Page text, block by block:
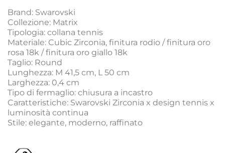
Brand: Swarovski
Collezione: Matrix
Tipologia: collana tennis
Materiale: Cubic Zirconia, finitura rodio / finitura oro
rosa 18k / finitura oro giallo 18k
Taglio: Round
Lunghezza: M 41,5 cm, L 50 cm
Larghezza: 0,4 cm
Tipo di fermaglio: chiusura a incastro
Caratteristiche: Swarovski Zirconia x design tennis x
luminosità continua
Stile: elegante, moderno, raffinato